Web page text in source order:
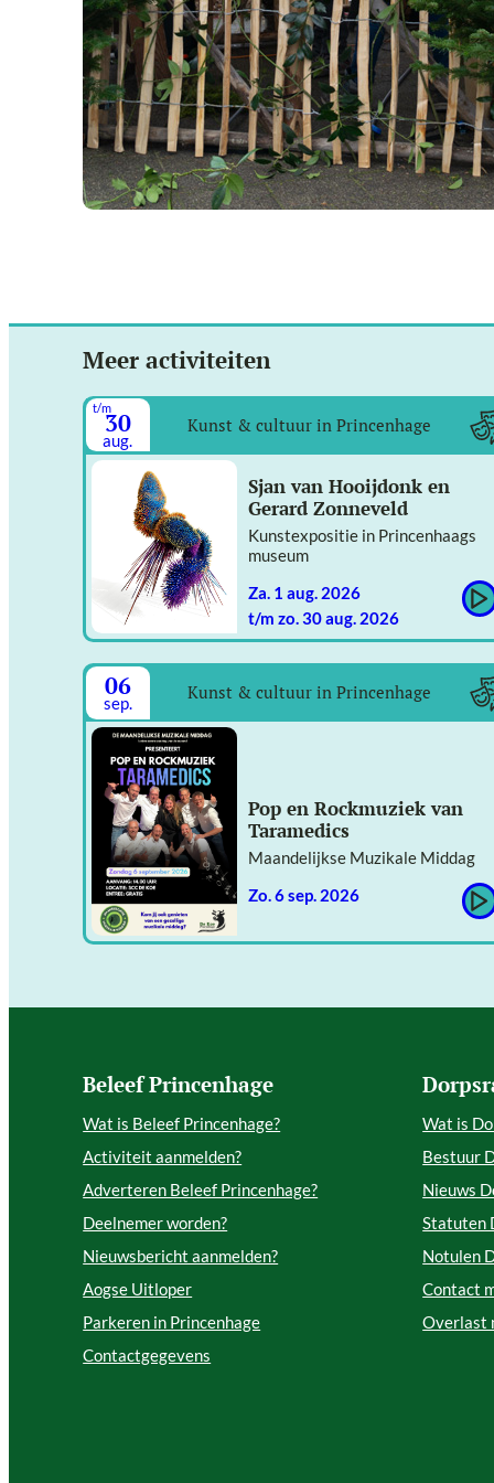
Meer activiteiten
t/m30
aug.
Kunst & cultuur in Princenhage
Sjan van Hooijdonk en
Gerard Zonneveld
Kunstexpositie in Princenhaags
museum
za. 1 aug. 2026
t/m zo. 30 aug. 2026
06
sep. Kunst & cultuur in Princenhage
Pop en Rockmuziek van
Taramedics
Maandelijkse Muzikale Middag
zo. 6 sep. 2026
Beleef Princenhage
Wat is Beleef Princenhage?
Activiteit aanmelden?
Adverteren Beleef Princenhage?
Deelnemer worden?
Nieuwsbericht aanmelden?
Aogse Uitloper
Parkeren in Princenhage
Contactgegevens
Wat is
Bestuur
Nieuws
Statuten
Notulen
Contact
Overlast